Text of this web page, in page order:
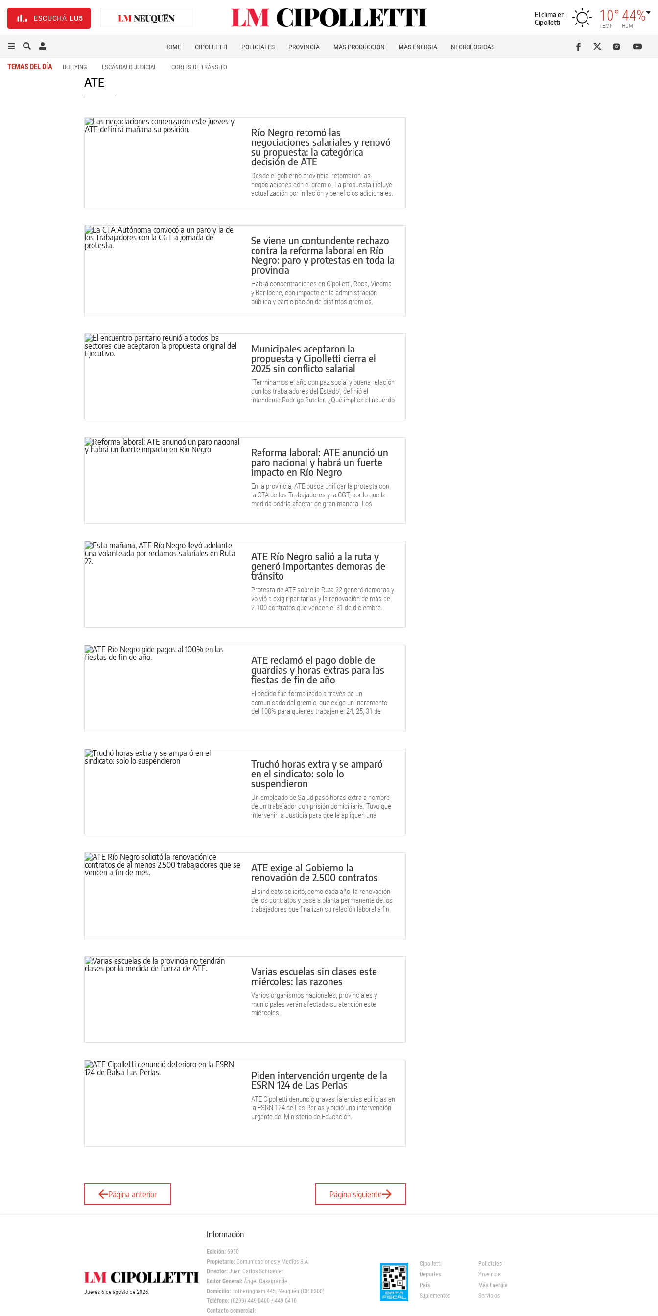
ESCUCHÁ LU5
El clima en
Cipolletti
10°
TEMP
44%
HUM
HOME CIPOLLETTI POLICIALES PROVINCIA MÁS PRODUCCIÓN MÁS ENERGÍA NECROLÓGICAS
TEMAS DEL DÍA BULLYING ESCÁNDALO JUDICIAL CORTES DE TRÁNSITO
ATE
Río Negro retomó las
negociaciones salariales y renovó
su propuesta: la categórica
decisión de ATE
Desde el gobierno provincial retomaron las
negociaciones con el gremio. La propuesta incluye
actualización por inflación y beneficios adicionales.
Se viene un contundente rechazo
contra la reforma laboral en Río
Negro: paro y protestas en toda la
provincia
Habrá concentraciones en Cipolletti, Roca, Viedma
y Bariloche, con impacto en la administración
pública y participación de distintos gremios.
Municipales aceptaron la
propuesta y Cipolletti cierra el
2025 sin conflicto salarial
"Terminamos el año con paz social y buena relación
con los trabajadores del Estado", definió el
intendente Rodrigo Buteler. ¿Qué implica el acuerdo
Reforma laboral: ATE anunció un
paro nacional y habrá un fuerte
impacto en Río Negro
En la provincia, ATE busca unificar la protesta con
la CTA de los Trabajadores y la CGT, por lo que la
medida podría afectar de gran manera. Los
ATE Río Negro salió a la ruta y
generó importantes demoras de
tránsito
Protesta de ATE sobre la Ruta 22 generó demoras y
volvió a exigir paritarias y la renovación de más de
2.100 contratos que vencen el 31 de diciembre.
ATE reclamó el pago doble de
guardias y horas extras para las
fiestas de fin de año
El pedido fue formalizado a través de un
comunicado del gremio, que exige un incremento
del 100% para quienes trabajen el 24, 25, 31 de
Truchó horas extra y se amparó
en el sindicato: solo lo
suspendieron
Un empleado de Salud pasó horas extra a nombre
de un trabajador con prisión domiciliaria. Tuvo que
intervenir la Justicia para que le apliquen una
ATE exige al Gobierno la
renovación de 2.500 contratos
El sindicato solicitó, como cada año, la renovación
de los contratos y pase a planta permanente de los
trabajadores que finalizan su relación laboral a fin
Varias escuelas sin clases este
miércoles: las razones
Varios organismos nacionales, provinciales y
municipales verán afectada su atención este
miércoles.
Piden intervención urgente de la
ESRN 124 de Las Perlas
ATE Cipolletti denunció graves falencias edilicias en
la ESRN 124 de Las Perlas y pidió una intervención
urgente del Ministerio de Educación.
Página anterior Página siguiente
Jueves 6 de agosto de 2026
Información
Edición: 6950
Propietario: Comunicaciones y Medios S.A
Director: Juan Carlos Schroeder
Editor General: Ángel Casagrande
Domicilio: Fotheringham 445, Neuquén (CP 8300)
Teléfono: (0299) 449 0400 / 449 0410
Contacto comercial:
Cipolletti
Policiales
Deportes
Provincia
País
Más Energía
Suplementos
Servicios